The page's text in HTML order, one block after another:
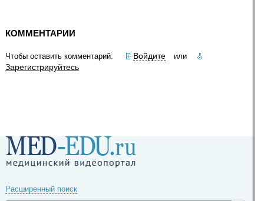
КОММЕНТАРИИ
Чтобы оставить комментарий: Войдите или
Зарегистрируйтесь
Расширенный поиск